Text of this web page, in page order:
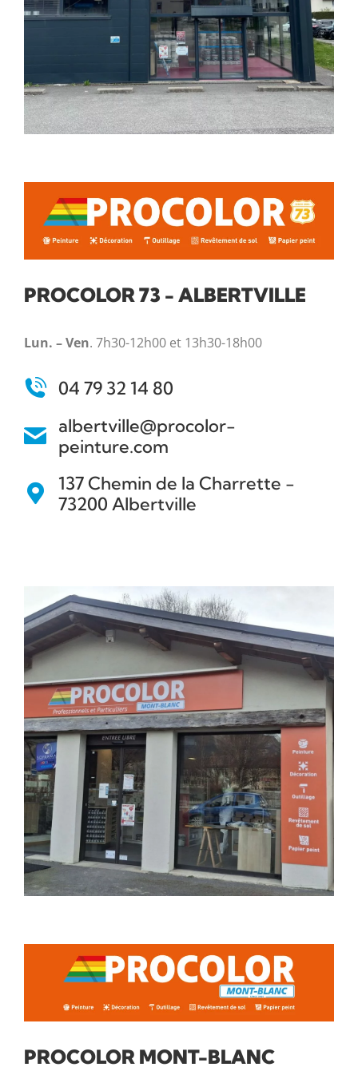
PROCOLOR 73 - ALBERTVILLE
Lun. – Ven. 7h30-12h00 et 13h30-18h00
04 79 32 14 80
albertville@procolor-
peinture.com
137 Chemin de la Charrette -
73200 Albertville
PROCOLOR MONT-BLANC